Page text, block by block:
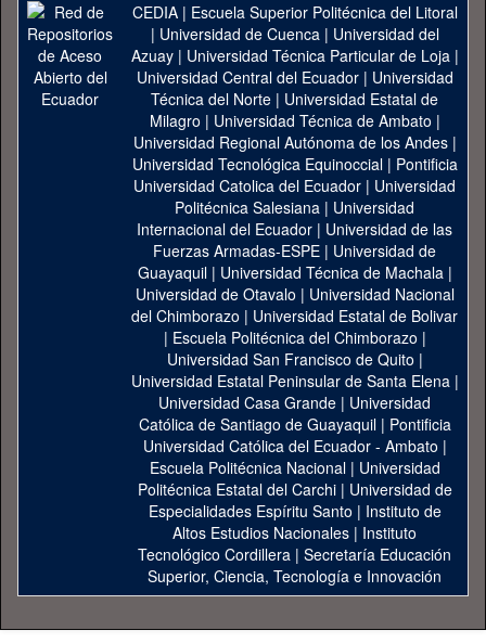
CEDIA| Escuela Superior Politécnica del Litoral
| Universidad de Cuenca| Universidad del
Azuay| Universidad Técnica Particular de Loja|
Universidad Central del Ecuador| Universidad
Técnica del Norte | Universidad Estatal de
Milagro | Universidad Técnica de Ambato |
Universidad Regional Autónoma de los Andes|
Universidad Tecnológica Equinoccial| Pontificia
Universidad Catolica del Ecuador | Universidad
Politécnica Salesiana | Universidad
Internacional del Ecuador | Universidad de las
Fuerzas Armadas-ESPE | Universidad de
Guayaquil| Universidad Técnica de Machala|
Universidad de Otavalo | Universidad Nacional
del Chimborazo | Universidad Estatal de Bolivar
| Escuela Politécnica del Chimborazo |
Universidad San Francisco de Quito |
Universidad Estatal Peninsular de Santa Elena|
Universidad Casa Grande | Universidad
Católica de Santiago de Guayaquil| Pontificia
Universidad Católica del Ecuador - Ambato |
Escuela Politécnica Nacional| Universidad
Politécnica Estatal del Carchi| Universidad de
Especialidades Espíritu Santo | Instituto de
Altos Estudios Nacionales | Instituto
Tecnológico Cordillera | Secretaría Educación
Superior, Ciencia, Tecnología e Innovación